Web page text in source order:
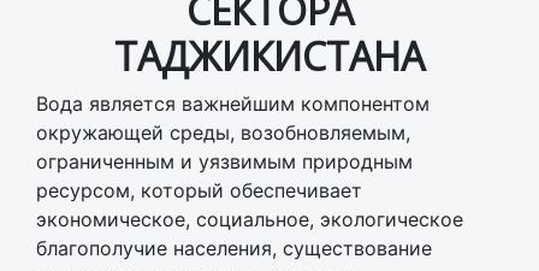
ТАДЖИКИСТАНА
Вода является важнейшим компонентом
окружающей среды, возобновляемым,
ограниченным и уязвимым природным
ресурсом, который обеспечивает
экономическое, социальное, экологическое
благополучие населения, существование